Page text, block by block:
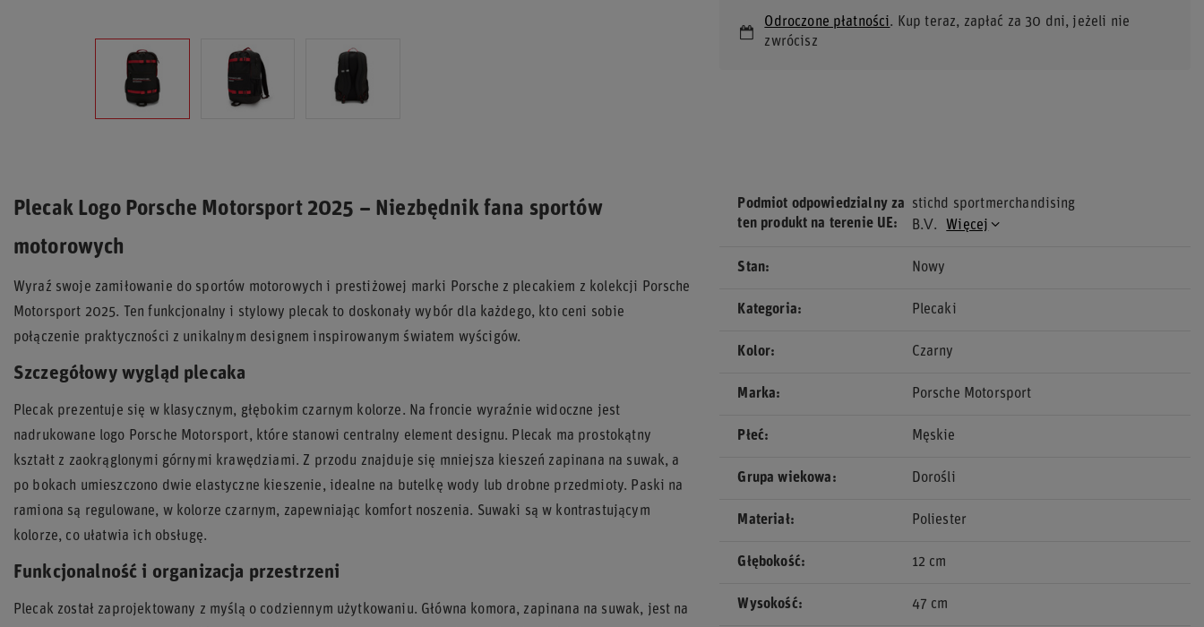
Odroczone płatności. Kup teraz, zapłać za 30 dni, jeżeli nie
zwrócisz
Plecak Logo Porsche Motorsport 2025 – Niezbędnik fana sportów
motorowych
Wyraź swoje zamiłowanie do sportów motorowych i prestiżowej marki Porsche z plecakiem z kolekcji Porsche
Motorsport 2025. Ten funkcjonalny i stylowy plecak to doskonały wybór dla każdego, kto ceni sobie
połączenie praktyczności z unikalnym designem inspirowanym światem wyścigów.
Szczegółowy wygląd plecaka
Plecak prezentuje się w klasycznym, głębokim czarnym kolorze. Na froncie wyraźnie widoczne jest
nadrukowane logo Porsche Motorsport, które stanowi centralny element designu. Plecak ma prostokątny
kształt z zaokrąglonymi górnymi krawędziami. Z przodu znajduje się mniejsza kieszeń zapinana na suwak, a
po bokach umieszczono dwie elastyczne kieszenie, idealne na butelkę wody lub drobne przedmioty. Paski na
ramiona są regulowane, w kolorze czarnym, zapewniając komfort noszenia. Suwaki są w kontrastującym
kolorze, co ułatwia ich obsługę.
Funkcjonalność i organizacja przestrzeni
Plecak został zaprojektowany z myślą o codziennym użytkowaniu. Główna komora, zapinana na suwak, jest na
Podmiot odpowiedzialny za
ten produkt na terenie UE
stichd sportmerchandising
B.V.
Więcej
Stan Nowy
Kategoria Plecaki
Kolor Czarny
Marka Porsche Motorsport
Płeć Męskie
Grupa wiekowa Dorośli
Materiał Poliester
Głębokość 12 cm
Wysokość 47 cm